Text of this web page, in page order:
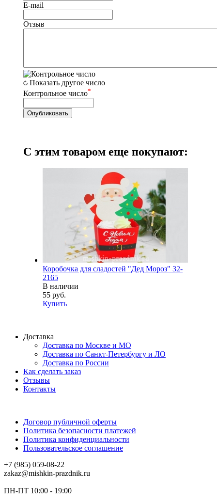
E-mail
Отзыв
Показать другое число
Контрольное число*
С этим товаром еще покупают:
Коробочка для сладостей "Дед Мороз" 32-
2165
В наличии
55 руб.
Купить
Доставка
Доставка по Москве и МО
Доставка по Санкт-Петербургу и ЛО
Доставка по России
Как сделать заказ
Отзывы
Контакты
Договор публичной оферты
Политика безопасности платежей
Политика конфиденциальности
Пользовательское соглашение
+7 (985) 059-08-22
zakaz@mishkin-prazdnik.ru
ПН-ПТ 10:00 - 19:00